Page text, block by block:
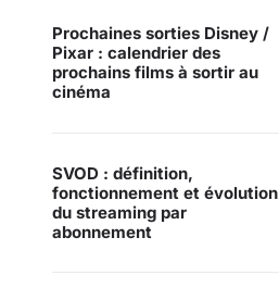
Prochaines sorties Disney /
Pixar : calendrier des
prochains films à sortir au
cinéma
SVOD : définition,
fonctionnement et évolution
du streaming par
abonnement